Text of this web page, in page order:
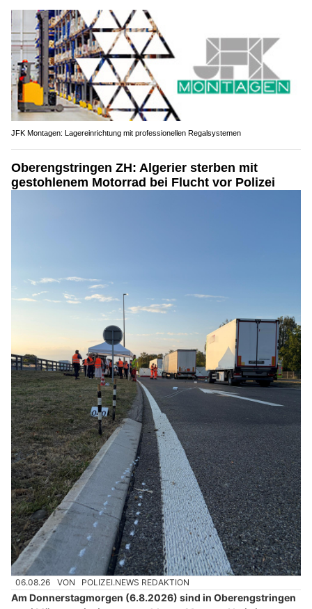
JFK Montagen: Lagereinrichtung mit professionellen Regalsystemen
Oberengstringen ZH: Algerier sterben mit
gestohlenem Motorrad bei Flucht vor Polizei
06.08.26 VON POLIZEI.NEWS REDAKTION
Am Donnerstagmorgen (6.8.2026) sind in Oberengstringen